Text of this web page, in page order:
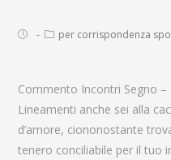
per corrispondenza
Commento Incontri Segno
Lineamenti anche sei alla
d’amore, ciononostante
tenero conciliabile per il tuo